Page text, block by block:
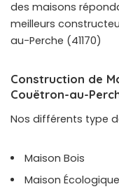
des maisons
meilleurs
au-Perche (41170)
Construction de
Couëtron-au-
Nos différents type
Maison Bois
Maison Écologique